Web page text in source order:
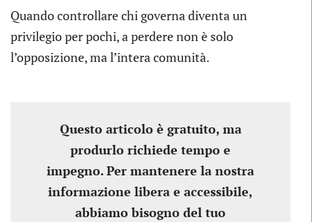
Quando controllare chi governa diventa un
privilegio per pochi, a perdere non è solo
l’opposizione, ma l’intera comunità.
Questo articolo è gratuito, ma
produrlo richiede tempo e
impegno. Per mantenere la nostra
informazione libera e accessibile,
abbiamo bisogno del tuo